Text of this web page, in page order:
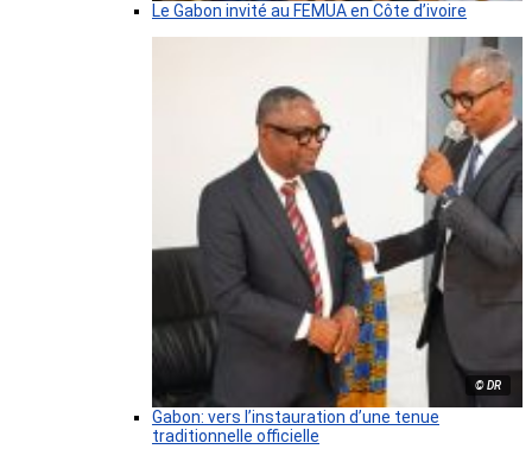
Le Gabon invité au FEMUA en Côte d’ivoire
© DR
Gabon: vers l’instauration d’une tenue
traditionnelle officielle